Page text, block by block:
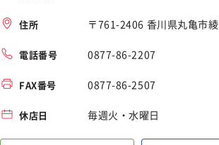
住所 〒761-2406 香川県丸亀市
電話番号 0877-86-2207
FAX番号 0877-86-2507
休店日 毎週火・水曜日